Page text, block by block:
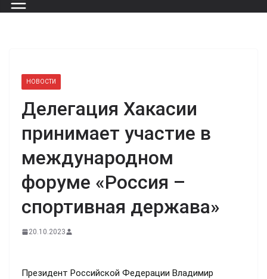
НОВОСТИ
Делегация Хакасии
принимает участие в
международном
форуме «Россия –
спортивная держава»
20.10.2023
Президент Российской Федерации Владимир